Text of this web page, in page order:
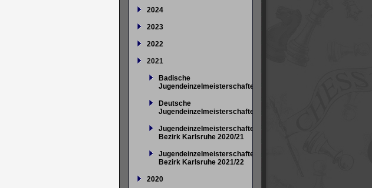
2024
2023
2022
2021
Badische
Jugendeinzelmeisterschaften
Deutsche
Jugendeinzelmeisterschaften
Jugendeinzelmeisterschaften
Bezirk Karlsruhe 2020/21
Jugendeinzelmeisterschaften
Bezirk Karlsruhe 2021/22
2020